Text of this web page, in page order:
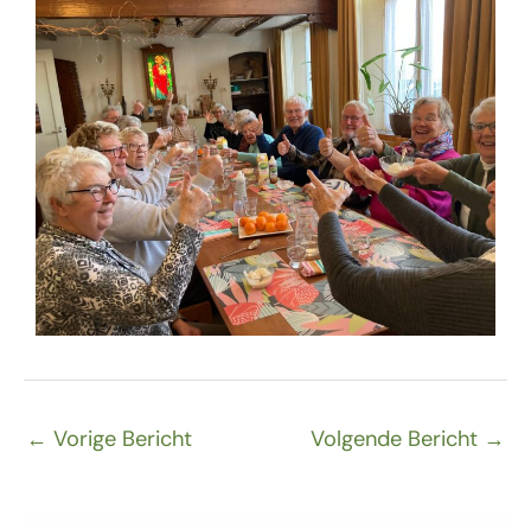
← Vorige Bericht Volgende Bericht →